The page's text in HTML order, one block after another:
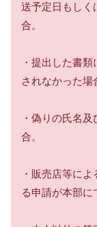
送予定日もしく
合。
・提出した書
されなかった場
・偽りの氏名
合。
・販売店等に
る申請が本部に